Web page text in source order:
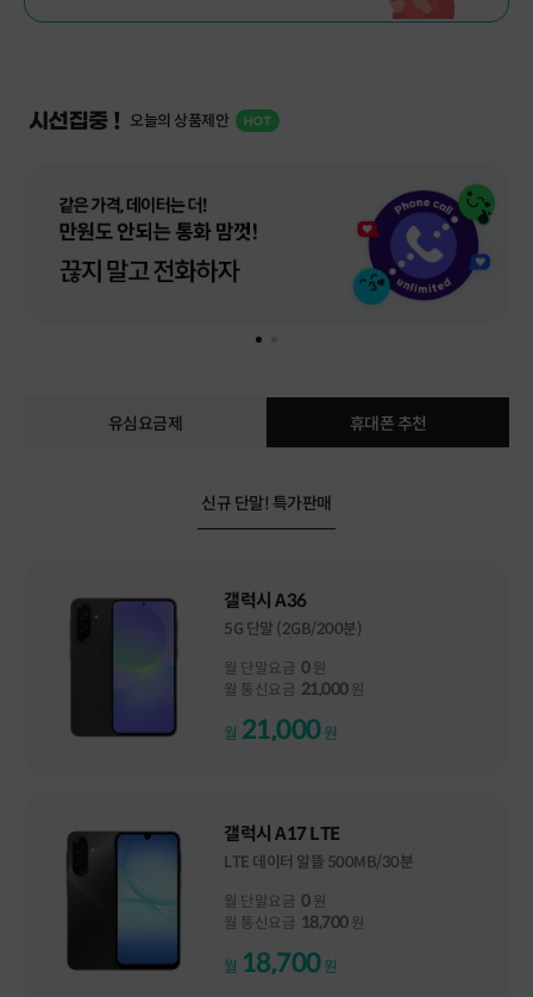
100분 미만
결과확인
오늘의 상품제안
유심요금제 휴대폰 추천
신규 단말! 특가판매
갤럭시 A36
5G 단말 (2GB/200분)
월 단말요금 0원
월 통신요금 21,000원
월 21,000 원
갤럭시 A17 LTE
LTE 데이터 알뜰 500MB/30분
월 단말요금 0원
월 통신요금 18,700원
월 18,700 원